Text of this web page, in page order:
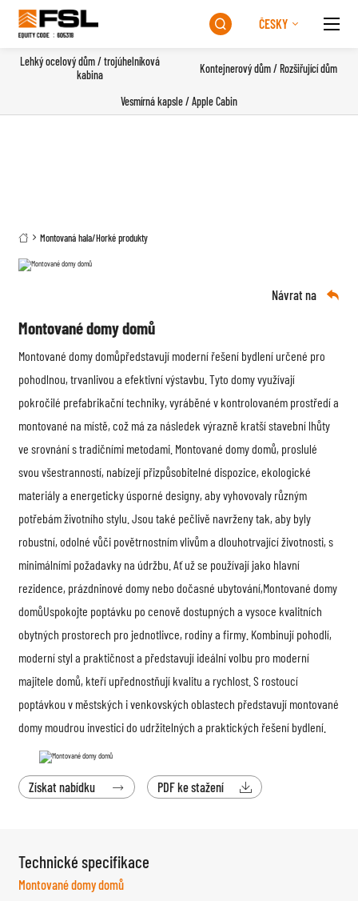
 ČESKY
Lehký ocelový dům / trojúhelníková
kabina
Kontejnerový dům / Rozšiřující dům
Vesmírná kapsle / Apple Cabin
 Montovaná hala/Horké produkty
Návrat na 
Montované domy domů
Montované domy domůpředstavují moderní řešení bydlení určené pro
pohodlnou, trvanlivou a efektivní výstavbu. Tyto domy využívají
pokročilé prefabrikační techniky, vyráběné v kontrolovaném prostředí a
montované na místě, což má za následek výrazně kratší stavební lhůty
ve srovnání s tradičními metodami. Montované domy domů, proslulé
svou všestranností, nabízejí přizpůsobitelné dispozice, ekologické
materiály a energeticky úsporné designy, aby vyhovovaly různým
potřebám životního stylu. Jsou také pečlivě navrženy tak, aby byly
robustní, odolné vůči povětrnostním vlivům a dlouhotrvající životnosti, s
minimálními požadavky na údržbu. Ať už se používají jako hlavní
rezidence, prázdninové domy nebo dočasné ubytování,Montované domy
domůUspokojte poptávku po cenově dostupných a vysoce kvalitních
obytných prostorech pro jednotlivce, rodiny a firmy. Kombinují pohodlí,
moderní styl a praktičnost a představují ideální volbu pro moderní
majitele domů, kteří upřednostňují kvalitu a rychlost. S rostoucí
poptávkou v městských i venkovských oblastech představují montované
domy moudrou investici do udržitelných a praktických řešení bydlení.
Získat nabídku  PDF ke stažení 
Technické specifikace
Montované domy domů